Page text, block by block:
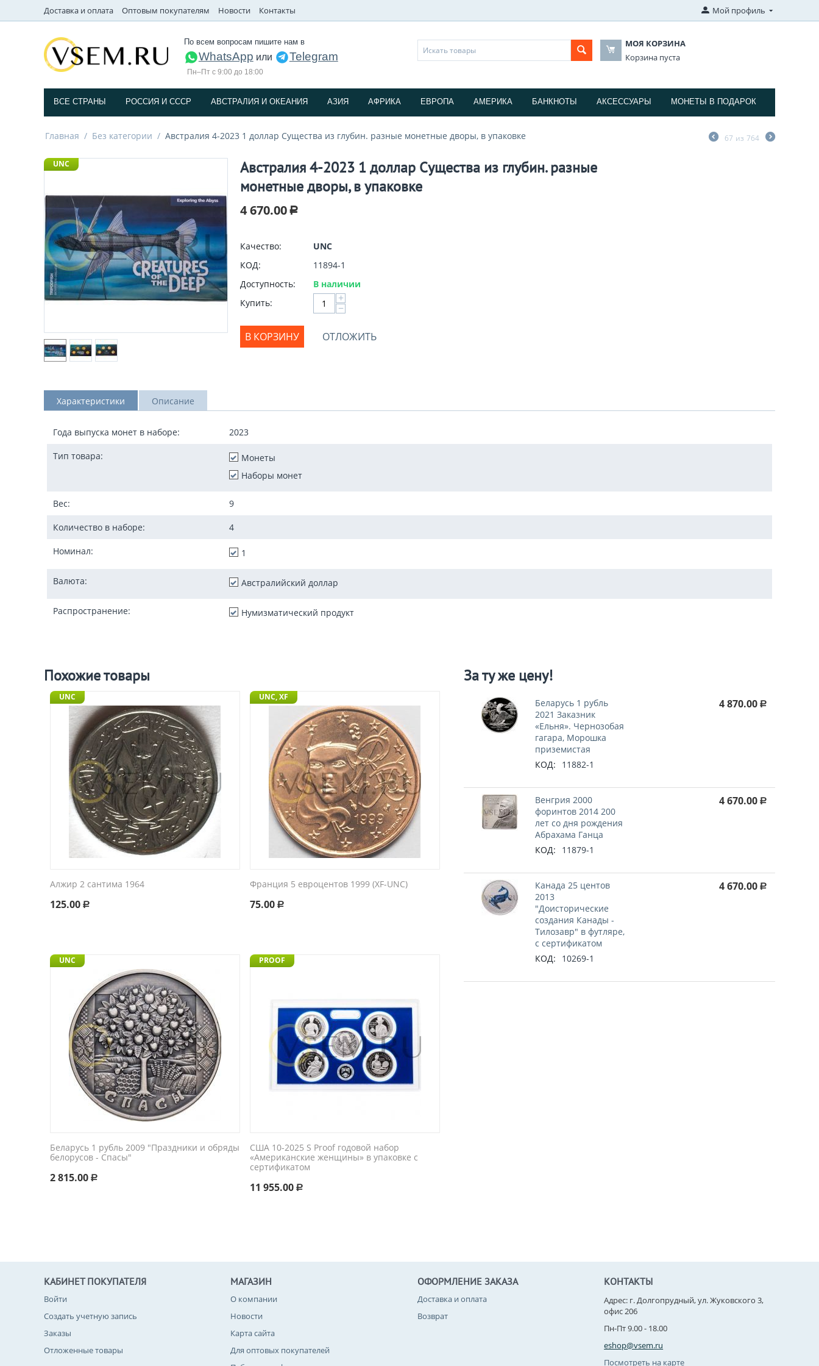
Доставка и оплата Оптовым покупателям Новости Контакты Мой профиль
По всем вопросам пишите нам в
WhatsApp или Telegram
Пн–Пт с 9:00 до 18:00
МОЯ КОРЗИНА
Корзина пуста
ВСЕ СТРАНЫ РОССИЯ И СССP АВСТРАЛИЯ И ОКЕАНИЯ АЗИЯ АФРИКА ЕВРОПА АМЕРИКА БАНКНОТЫ АКСЕССУАРЫ МОНЕТЫ В ПОДАРОК
Главная / Без категории / Австралия 4-2023 1 доллар Существа из глубин. разные монетные дворы, в упаковке 67 из 764
UNC
Австралия 4-2023 1 доллар Существа из глубин. разные
монетные дворы, в упаковке
4 670.00 Р
Качество:
UNC
КОД:
11894-1
Доступность:
В наличии
Купить:
+
−
В КОРЗИНУ ОТЛОЖИТЬ
Характеристики Описание
Года выпуска монет в наборе: 2023
Тип товара:
Монеты
Наборы монет
Вес: 9
Количество в наборе: 4
Номинал: 1
Валюта: Австралийский доллар
Распространение: Нумизматический продукт
Похожие товары
UNC
Алжир 2 сантима 1964
125.00 Р
UNC, XF
Франция 5 евроцентов 1999 (XF-UNC)
75.00 Р
UNC
Беларусь 1 рубль 2009 "Праздники и обряды
белорусов - Спасы"
2 815.00 Р
PROOF
США 10-2025 S Proof годовой набор
«Американские женщины» в упаковке с
сертификатом
11 955.00 Р
За ту же цену!
Беларусь 1 рубль
2021 Заказник
«Ельня». Чернозобая
гагара, Морошка
приземистая
КОД:
11882-1
4 870.00 Р
Венгрия 2000
форинтов 2014 200
лет со дня рождения
Абрахама Ганца
КОД:
11879-1
4 670.00 Р
Канада 25 центов
2013
"Доисторические
создания Канады -
Тилозавр" в футляре,
с сертификатом
КОД:
10269-1
4 670.00 Р
КАБИНЕТ ПОКУПАТЕЛЯ
Войти
Создать учетную запись
Заказы
Отложенные товары
МАГАЗИН
О компании
Новости
Карта сайта
Для оптовых покупателей
ОФОРМЛЕНИЕ ЗАКАЗА
Доставка и оплата
Возврат
КОНТАКТЫ
Адрес: г. Долгопрудный, ул. Жуковского 3,
офис 206
Пн-Пт 9.00 - 18.00
eshop@vsem.ru
Посмотреть на карте